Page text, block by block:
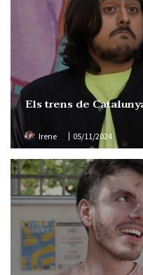
Els trens de
Irene 05/11/2024